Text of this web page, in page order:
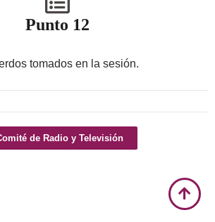
Punto 12
tomados en la sesión.
de Radio y Televisión